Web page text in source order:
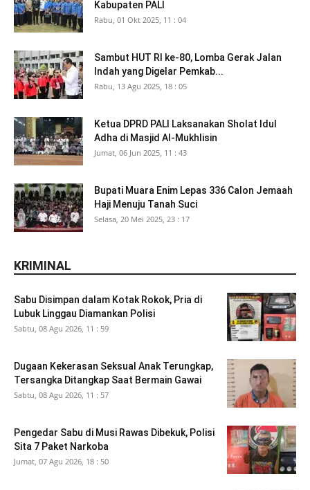
Kabupaten PALI
Rabu, 01 Okt 2025, 11 : 04
Sambut HUT RI ke-80, Lomba Gerak Jalan
Indah yang Digelar Pemkab...
Rabu, 13 Agu 2025, 18 : 05
Ketua DPRD PALI Laksanakan Sholat Idul
Adha di Masjid Al-Mukhlisin
Jumat, 06 Jun 2025, 11 : 43
Bupati Muara Enim Lepas 336 Calon Jemaah
Haji Menuju Tanah Suci
Selasa, 20 Mei 2025, 23 : 17
KRIMINAL
Sabu Disimpan dalam Kotak Rokok, Pria di
Lubuk Linggau Diamankan Polisi
Sabtu, 08 Agu 2026, 11 : 59
Dugaan Kekerasan Seksual Anak Terungkap,
Tersangka Ditangkap Saat Bermain Gawai
Sabtu, 08 Agu 2026, 11 : 57
Pengedar Sabu di Musi Rawas Dibekuk, Polisi
Sita 7 Paket Narkoba
Jumat, 07 Agu 2026, 18 : 50